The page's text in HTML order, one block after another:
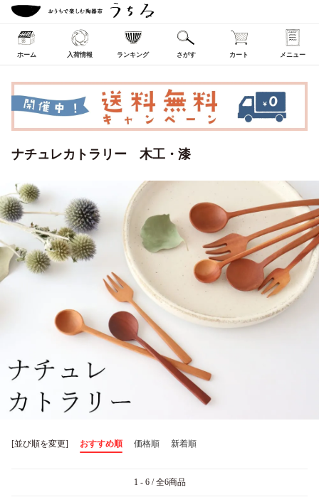
ホーム 入荷情報 ランキング さがす カート メニュー
ナチュレカトラリー 木工・漆
[並び順を変更] おすすめ順 価格順 新着順
1 - 6 / 全6商品